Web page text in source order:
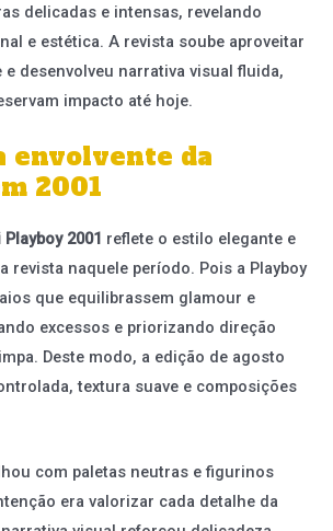
delicadas e intensas, revelando
e estética. A revista soube aproveitar
e desenvolveu narrativa visual fluida,
impacto até hoje.
envolvente da
2001
2001 reflete o estilo elegante e
revista naquele período. Pois a Playboy
que equilibrassem glamour e
excessos e priorizando direção
Deste modo, a edição de agosto
textura suave e composições
com paletas neutras e figurinos
era valorizar cada detalhe da